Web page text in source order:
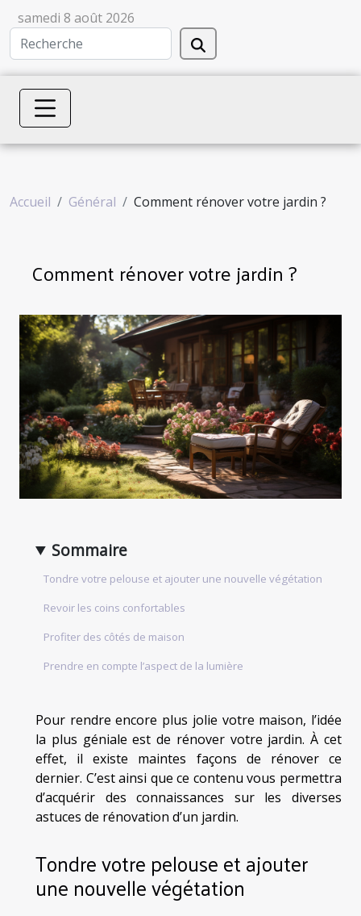
samedi 8 août 2026
Accueil Général Comment rénover votre jardin ?
Comment rénover votre jardin ?
Sommaire
Tondre votre pelouse et ajouter une nouvelle végétation
Revoir les coins confortables
Profiter des côtés de maison
Prendre en compte l’aspect de la lumière
Pour rendre encore plus jolie votre maison, l’idée
la plus géniale est de rénover votre jardin. À cet
effet, il existe maintes façons de rénover ce
dernier. C’est ainsi que ce contenu vous permettra
d’acquérir des connaissances sur les diverses
astuces de rénovation d’un jardin.
Tondre votre pelouse et ajouter
une nouvelle végétation